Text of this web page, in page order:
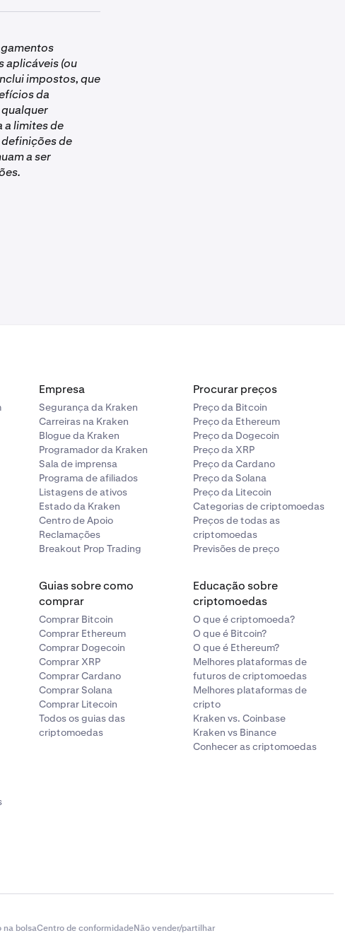
para ser
que significa que
aplicáveis (ou
impostos, que
da
a limites de
de
a ser
Empresa
Segurança da Kraken
Carreiras na Kraken
Blogue da Kraken
Programador da Kraken
Sala de imprensa
Programa de afiliados
Listagens de ativos
Estado da Kraken
Centro de Apoio
Reclamações
Breakout Prop Trading
Procurar preços
Preço da Bitcoin
Preço da Ethereum
Preço da Dogecoin
Preço da XRP
Preço da Cardano
Preço da Solana
Preço da Litecoin
Categorias de criptomoedas
Preços de todas as
criptomoedas
Previsões de preço
Guias sobre como
comprar
Comprar Bitcoin
Comprar Ethereum
Comprar Dogecoin
Comprar XRP
Comprar Cardano
Comprar Solana
Comprar Litecoin
Todos os guias das
criptomoedas
Educação sobre
criptomoedas
O que é criptomoeda?
O que é Bitcoin?
O que é Ethereum?
Melhores plataformas de
futuros de criptomoedas
Melhores plataformas de
cripto
Kraken vs. Coinbase
Kraken vs Binance
Conhecer as criptomoedas
na bolsaCentro de conformidadeNão vender/partilhar